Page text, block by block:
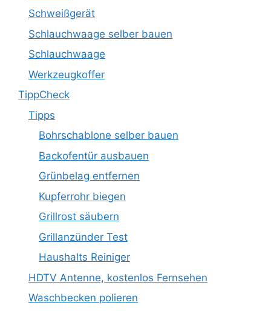
Schweißgerät
Schlauchwaage selber bauen
Schlauchwaage
Werkzeugkoffer
TippCheck
Tipps
Bohrschablone selber bauen
Backofentür ausbauen
Grünbelag entfernen
Kupferrohr biegen
Grillrost säubern
Grillanzünder Test
Haushalts Reiniger
HDTV Antenne, kostenlos Fernsehen
Waschbecken polieren